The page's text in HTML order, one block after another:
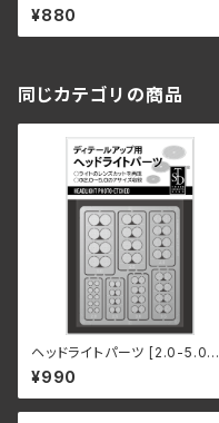
¥880
同じカテゴリの商品
ヘッドライトパーツ [2.0-5.0Φ]
（リニューアル）
¥990